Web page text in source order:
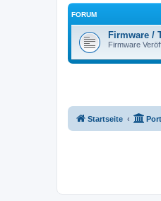
FORUM
Firmware /
Firmware
Startseite